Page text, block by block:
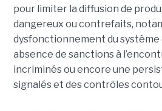
pour limiter la diffusion de
dangereux ou contrefaits,
dysfonctionnement du système
absence de sanctions à
incriminés ou encore une
signalés et des contrôles